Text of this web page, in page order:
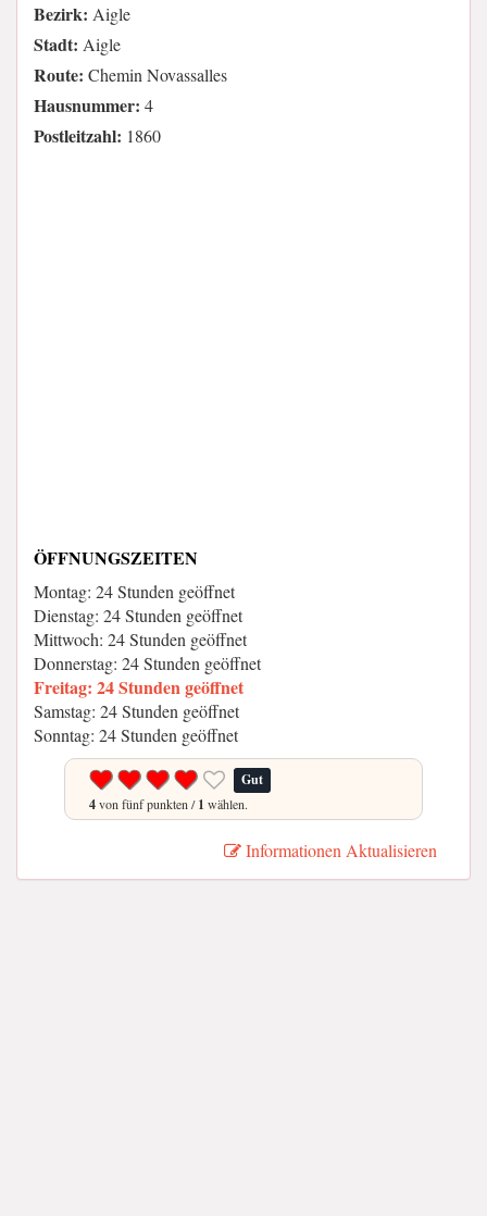
Bezirk: Aigle
Stadt: Aigle
Route: Chemin Novassalles
Hausnummer: 4
Postleitzahl: 1860
ÖFFNUNGSZEITEN
Montag: 24 Stunden geöffnet
Dienstag: 24 Stunden geöffnet
Mittwoch: 24 Stunden geöffnet
Donnerstag: 24 Stunden geöffnet
Freitag: 24 Stunden geöffnet
Samstag: 24 Stunden geöffnet
Sonntag: 24 Stunden geöffnet
Gut
4von fünf punkten /1 wählen.
Informationen Aktualisieren